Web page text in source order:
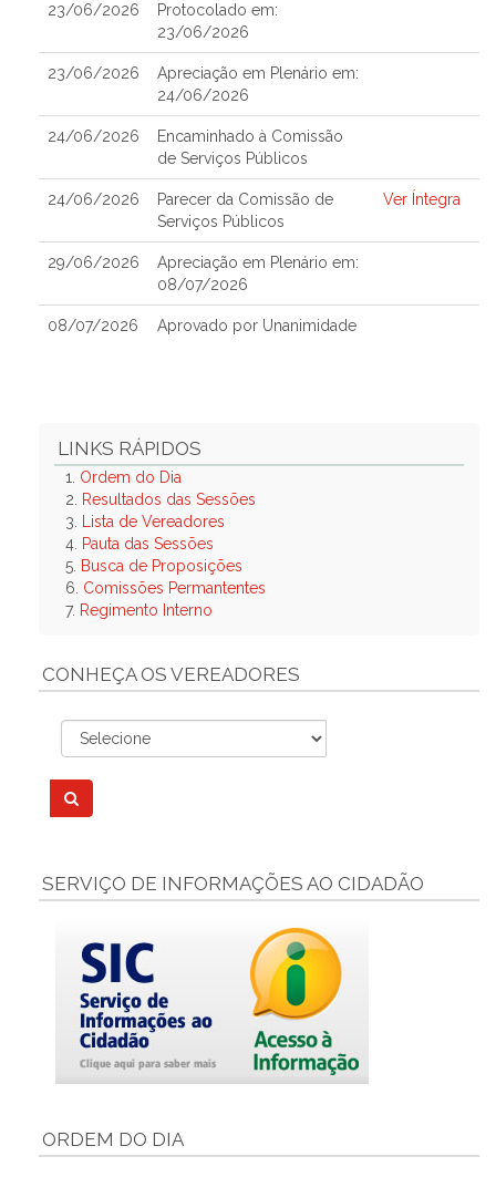
23/06/2026
Protocolado em:
23/06/2026
23/06/2026
Apreciação em Plenário em:
24/06/2026
24/06/2026
Encaminhado à Comissão
de Serviços Públicos
24/06/2026
Parecer da Comissão de
Serviços Públicos
Ver Íntegra
29/06/2026
Apreciação em Plenário em:
08/07/2026
08/07/2026 Aprovado por Unanimidade
LINKS RÁPIDOS
1. Ordem do Dia
2.
Resultados das Sessões
3.
Lista de Vereadores
4. Pauta das Sessões
5. Busca de Proposições
6. Comissões Permantentes
7. Regimento Interno
CONHEÇA OS VEREADORES
SERVIÇO DE INFORMAÇÕES AO CIDADÃO
ORDEM DO DIA